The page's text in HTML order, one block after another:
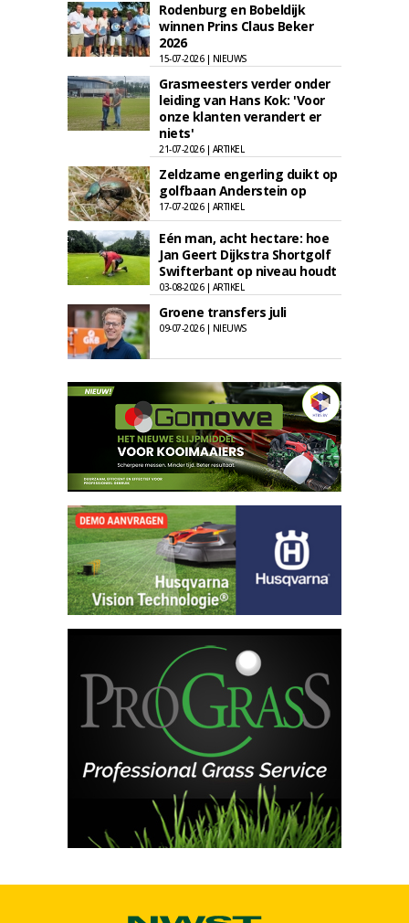
Rodenburg en Bobeldijk
winnen Prins Claus Beker
2026
15-07-2026 | NIEUWS
Grasmeesters verder onder
leiding van Hans Kok: 'Voor
onze klanten verandert er
niets'
21-07-2026 | ARTIKEL
Zeldzame engerling duikt op
golfbaan Anderstein op
17-07-2026 | ARTIKEL
Eén man, acht hectare: hoe
Jan Geert Dijkstra Shortgolf
Swifterbant op niveau houdt
03-08-2026 | ARTIKEL
Groene transfers juli
09-07-2026 | NIEUWS